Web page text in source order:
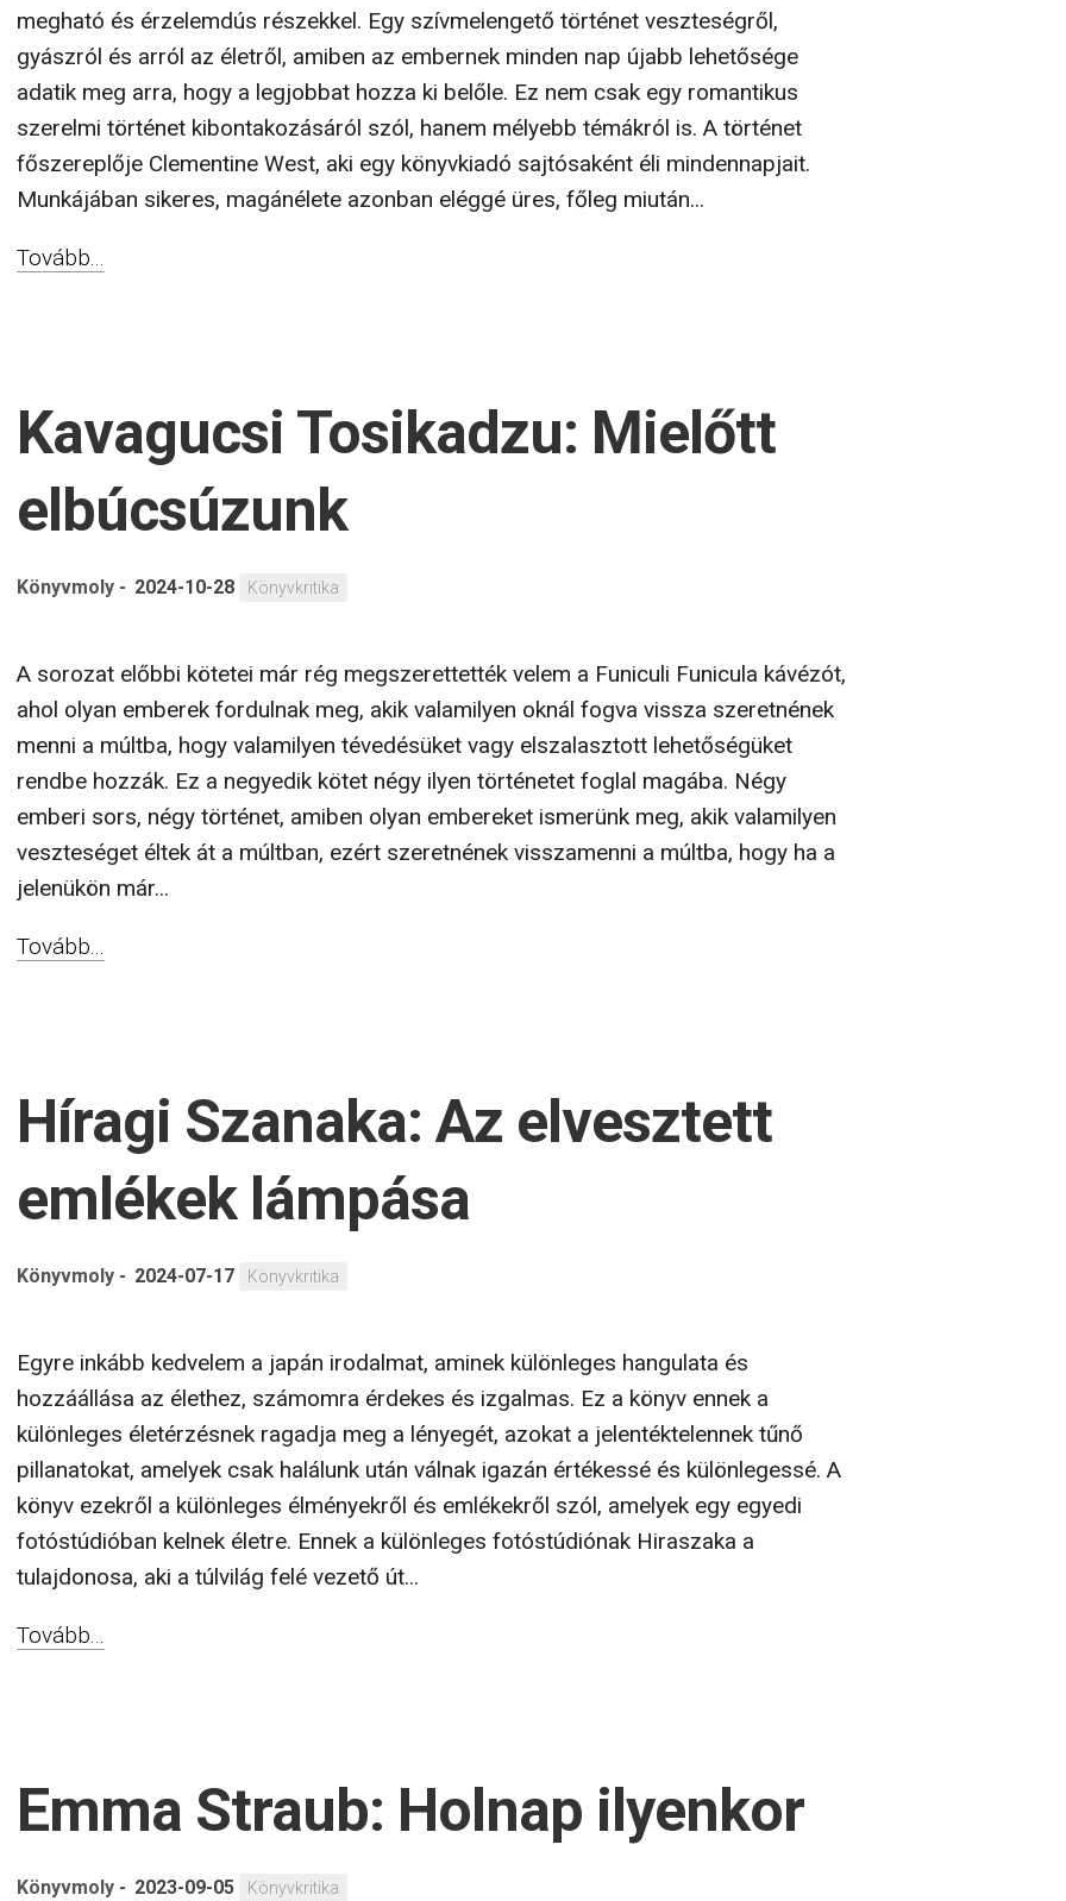
megható és érzelemdús részekkel. Egy szívmelengető történet veszteségről,
gyászról és arról az életről, amiben az embernek minden nap újabb lehetősége
adatik meg arra, hogy a legjobbat hozza ki belőle. Ez nem csak egy romantikus
szerelmi történet kibontakozásáról szól, hanem mélyebb témákról is. A történet
főszereplője Clementine West, aki egy könyvkiadó sajtósaként éli mindennapjait.
Munkájában sikeres, magánélete azonban eléggé üres, főleg miután...
Tovább...
Kavagucsi Tosikadzu: Mielőtt
elbúcsúzunk
Könyvmoly - 2024-10-28 Könyvkritika
A sorozat előbbi kötetei már rég megszerettették velem a Funiculi Funicula kávézót,
ahol olyan emberek fordulnak meg, akik valamilyen oknál fogva vissza szeretnének
menni a múltba, hogy valamilyen tévedésüket vagy elszalasztott lehetőségüket
rendbe hozzák. Ez a negyedik kötet négy ilyen történetet foglal magába. Négy
emberi sors, négy történet, amiben olyan embereket ismerünk meg, akik valamilyen
veszteséget éltek át a múltban, ezért szeretnének visszamenni a múltba, hogy ha a
jelenükön már...
Tovább...
Híragi Szanaka: Az elvesztett
emlékek lámpása
Könyvmoly - 2024-07-17 Könyvkritika
Egyre inkább kedvelem a japán irodalmat, aminek különleges hangulata és
hozzáállása az élethez, számomra érdekes és izgalmas. Ez a könyv ennek a
különleges életérzésnek ragadja meg a lényegét, azokat a jelentéktelennek tűnő
pillanatokat, amelyek csak halálunk után válnak igazán értékessé és különlegessé. A
könyv ezekről a különleges élményekről és emlékekről szól, amelyek egy egyedi
fotóstúdióban kelnek életre. Ennek a különleges fotóstúdiónak Hiraszaka a
tulajdonosa, aki a túlvilág felé vezető út...
Tovább...
Emma Straub: Holnap ilyenkor
Könyvmoly - 2023-09-05 Könyvkritika